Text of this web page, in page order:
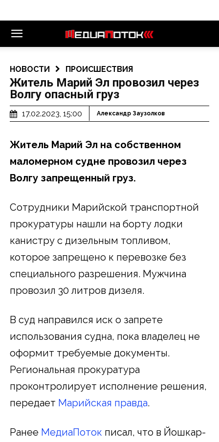
НОВОСТИ ПРОИСШЕСТВИЯ
Житель Марий Эл провозил через
Волгу опасный груз
17.02.2023, 15:00 Александр Заузолков
Житель Марий Эл на собственном
маломерном судне провозил через
Волгу запрещенный груз.
Сотрудники Марийской транспортной
прокуратуры нашли на борту лодки
канистру с дизельным топливом,
которое запрещено к перевозке без
специального разрешения. Мужчина
провозил 30 литров дизеля.
В суд направился иск о запрете
использования судна, пока владелец не
оформит требуемые документы.
Региональная прокуратура
проконтролирует исполнение решения,
передает Марийская правда.
Ранее МедиаПоток писал, что в Йошкар-